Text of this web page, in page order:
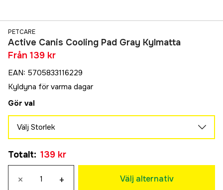
PETCARE
Active Canis Cooling Pad Gray Kylmatta
Från 139 kr
EAN: 5705833116229
Kyldyna för varma dagar
Gör val
Välj Storlek
139 kr
L
199 kr
Totalt: 139 kr
× + Välj alternativ